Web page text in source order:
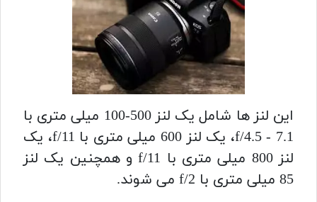
این لنز ها شامل یک لنز 500-100 میلی متری با
f/4.5 - 7.1، یک لنز 600 میلی متری با f/11، یک
لنز 800 میلی متری با
f/11 و همچنین یک لنز
85 میلی متری با f/2 می شوند.